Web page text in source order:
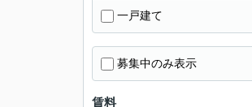
一戸建て
募集中のみ表示
賃料